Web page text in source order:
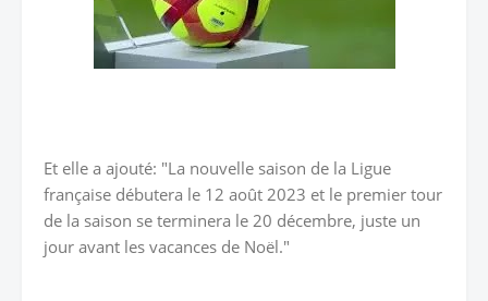
Et elle a ajouté: "La nouvelle saison de la Ligue
française débutera le 12 août 2023 et le premier tour
de la saison se terminera le 20 décembre, juste un
jour avant les vacances de Noël."